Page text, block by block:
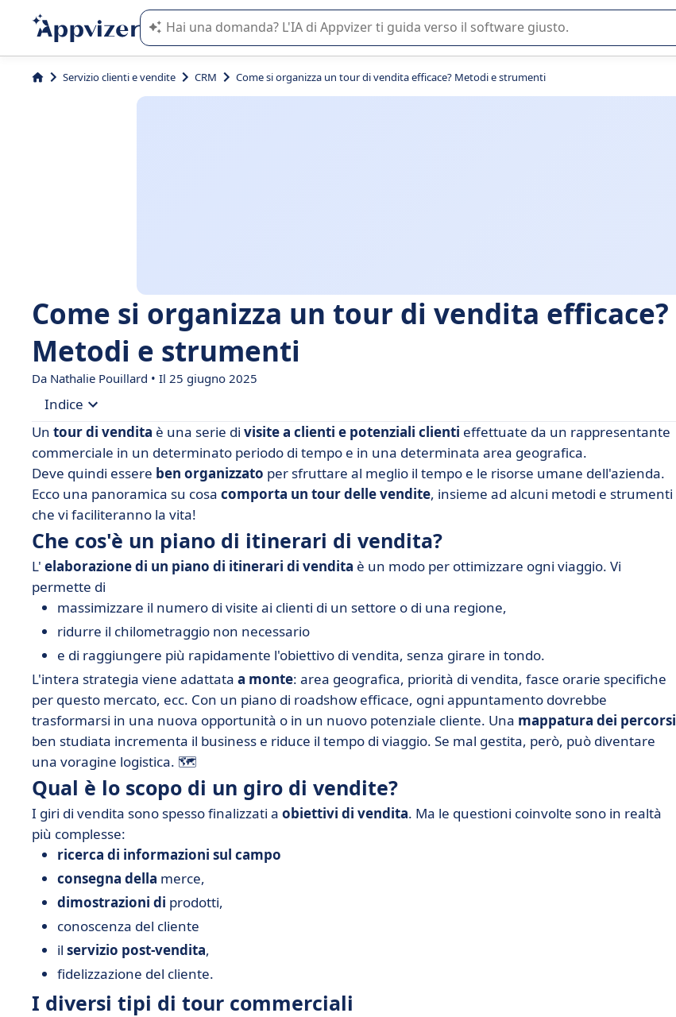
L'IA di Appvizer vi guida nell'utilizzo o nella scelta di un software SaaS per la vostra azienda.
Servizio clienti e vendite CRM Come si organizza un tour di vendita efficace? Metodi e strumenti
Come si organizza un tour di vendita efficace?
Metodi e strumenti
Da Nathalie Pouillard • Il 25 giugno 2025
Indice
• Che cos'è un piano di itinerari di vendita?
• Qual è lo scopo di un giro di vendite?
• I diversi tipi di tour commerciali
• Come si organizza un tour di vendita?
• Strumenti per ottimizzare i giri di vendita
• Non lasciate al caso la pianificazione delle vostre visite di vendita
Un tour di vendita è una serie di visite a clienti e potenziali clienti effettuate da un rappresentante
commerciale in un determinato periodo di tempo e in una determinata area geografica.
Deve quindi essere ben organizzato per sfruttare al meglio il tempo e le risorse umane dell'azienda.
Ecco una panoramica su cosa comporta un tour delle vendite, insieme ad alcuni metodi e strumenti
che vi faciliteranno la vita!
Che cos'è un piano di itinerari di vendita?
L' elaborazione di un piano di itinerari di vendita è un modo per ottimizzare ogni viaggio. Vi
permette di
massimizzare il numero di visite ai clienti di un settore o di una regione,
ridurre il chilometraggio non necessario
e di raggiungere più rapidamente l'obiettivo di vendita, senza girare in tondo.
L'intera strategia viene adattata a monte: area geografica, priorità di vendita, fasce orarie specifiche
per questo mercato, ecc. Con un piano di roadshow efficace, ogni appuntamento dovrebbe
trasformarsi in una nuova opportunità o in un nuovo potenziale cliente. Una mappatura dei percorsi
ben studiata incrementa il business e riduce il tempo di viaggio. Se mal gestita, però, può diventare
una voragine logistica. 🗺️
Qual è lo scopo di un giro di vendite?
I giri di vendita sono spesso finalizzati a obiettivi di vendita. Ma le questioni coinvolte sono in realtà
più complesse:
ricerca di informazioni sul campo
consegna della merce,
dimostrazioni di prodotti,
conoscenza del cliente
il servizio post-vendita,
fidelizzazione del cliente.
I diversi tipi di tour commerciali